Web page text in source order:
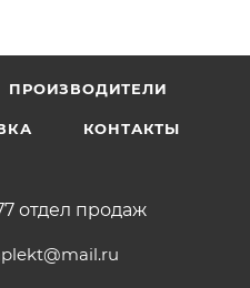
ПРОИЗВОДИТЕЛИ
КОНТАКТЫ
отдел продаж